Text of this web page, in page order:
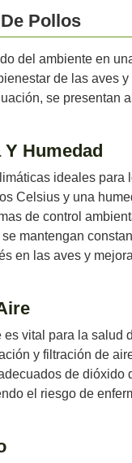
Pollos
del ambiente en
de las aves
se presentan
Humedad
ideales para
Celsius y una
de control
mantengan
en las aves y
es vital para la salud
y filtración de
de dióxido
el riesgo de